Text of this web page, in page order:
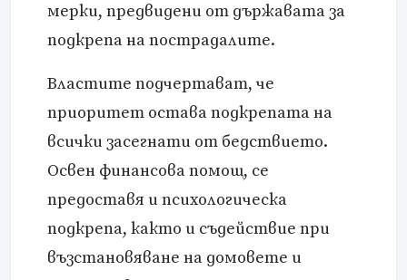
мерки, предвидени от държавата за
подкрепа на пострадалите.
Властите подчертават, че
приоритет остава подкрепата на
всички засегнати от бедствието.
Освен финансова помощ, се
предоставя и психологическа
подкрепа, както и съдействие при
възстановяване на домовете и